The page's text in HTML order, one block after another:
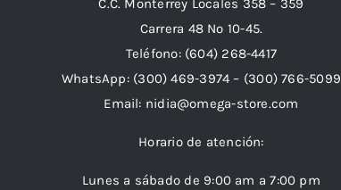
C.C. Monterrey Locales 358 – 359
Carrera 48 Nº 10-45.
Teléfono: (604) 268-4417
WhatsApp: (300) 469-3974 – (300) 766-5099
Email: nidia@omega-store.com
Horario de atención:
Lunes a sábado de 9:00 am a 7:00 pm